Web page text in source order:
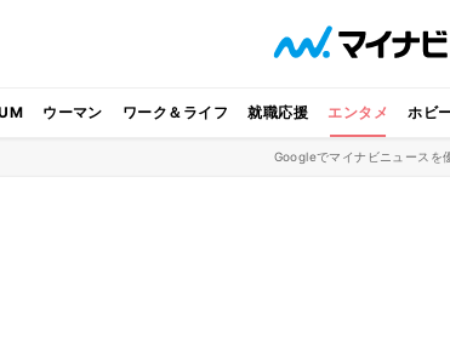
ウーマン ワーク＆ライフ 就職応援 エンタメ ホビ
Googleでマイナビニュースを